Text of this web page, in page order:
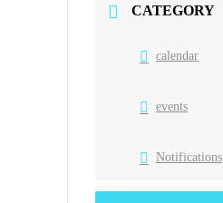
CATEGORY
calendar
events
Notifications